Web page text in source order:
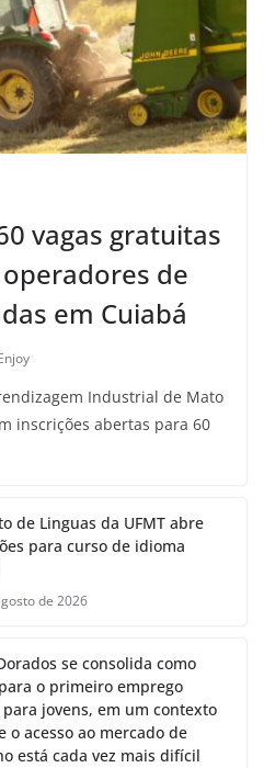
vagas gratuitas
de
em Cuiabá
Industrial de Mato
inscrições abertas para 60
de Linguas da UFMT abre
para curso de idioma
de 2026
se consolida como
o primeiro emprego
jovens, em um contexto
o acesso ao mercado de
está cada vez mais difícil